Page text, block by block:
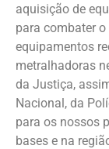
aquisição de
para combater
equipamentos
metralhadoras
da Justiça,
Nacional, da
para os nossos
bases e na